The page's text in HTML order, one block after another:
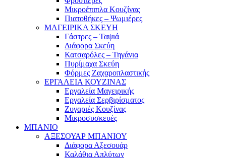
Μικροέπιπλα Κουζίνας
Πιατοθήκες – Ψωμιέρες
ΜΑΓΕΙΡΙΚΑ ΣΚΕΥΗ
Γάστρες – Ταψιά
Διάφορα Σκεύη
Κατσαρόλες – Τηγάνια
Πυρίμαχα Σκεύη
Φόρμες Ζαχαροπλαστικής
ΕΡΓΑΛΕΙΑ ΚΟΥΖΙΝΑΣ
Εργαλεία Μαγειρικής
Εργαλεία Σερβιρίσματος
Ζυγαριές Κουζίνας
Μικροσυσκευές
ΜΠΑΝΙΟ
ΑΞΕΣΟΥΑΡ ΜΠΑΝΙΟΥ
Διάφορα Αξεσουάρ
Καλάθια Απλύτων